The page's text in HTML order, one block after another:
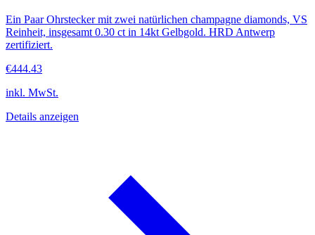
Ein Paar Ohrstecker mit zwei natürlichen champagne diamonds, VS
Reinheit, insgesamt 0.30 ct in 14kt Gelbgold. HRD Antwerp
zertifiziert.
€444.43
inkl. MwSt.
Details anzeigen